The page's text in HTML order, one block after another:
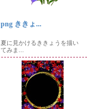
png ききょ...
夏に見かけるききょうを描い
てみま...